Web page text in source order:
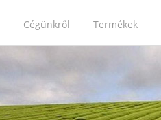
Cégünkről Termékek